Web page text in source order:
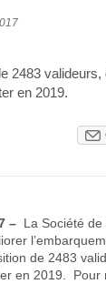
2483 valideurs,
en 2019.
– La Société
de 2483
en 2019. Pour